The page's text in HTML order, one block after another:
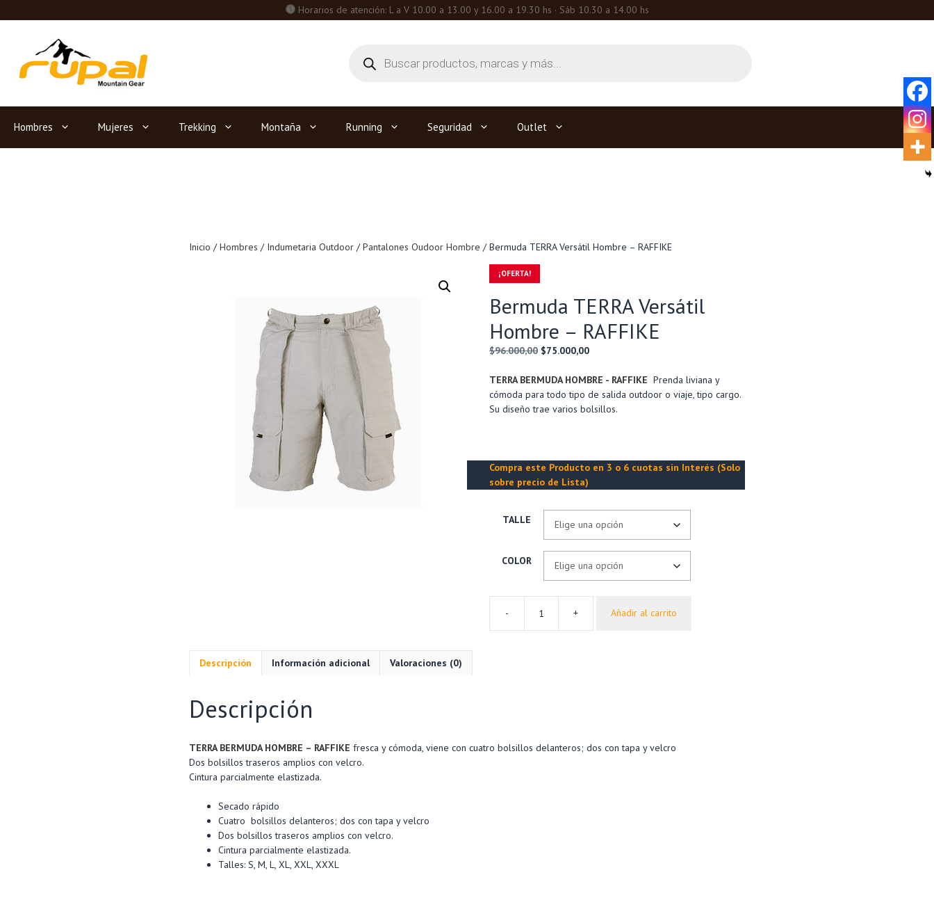
al
Horarios de atención: L a V 10.00 a 13.00 y 16.00 a 19.30 hs · Sáb 10.30 a 14.00 hs
productos
Hombres Mujeres Trekking Montaña Running Seguridad Outlet
Inicio /Hombres / Indumetaria Outdoor /Pantalones Oudoor Hombre / Bermuda TERRA Versátil Hombre – RAFFIKE
¡OFERTA!
Bermuda TERRA Versátil
Hombre – RAFFIKE
$96.000,00 El
original
era:
$96.000,00.
$75.000,00El
actual
es:
$75.000,00.
TERRA BERMUDA HOMBRE - RAFFIKE Prenda liviana y
cómoda para todo tipo de salida outdoor o viaje, tipo cargo.
Su diseño trae varios bolsillos.
Compra este Producto en 3 o 6 cuotas sin Interés (Solo
sobre precio de Lista)
TALLE
COLOR
-
TERRA
+ Añadir al carrito
Descripción Información adicional Valoraciones (0)
Descripción
TERRA BERMUDA HOMBRE – RAFFIKE fresca y cómoda, viene con cuatro bolsillos delanteros; dos con tapa y velcro
Dos bolsillos traseros amplios con velcro.
Cintura parcialmente elastizada.
Secado rápido
Cuatro bolsillos delanteros; dos con tapa y velcro
Dos bolsillos traseros amplios con velcro.
Cintura parcialmente elastizada.
Talles: S, M, L, XL, XXL, XXXL